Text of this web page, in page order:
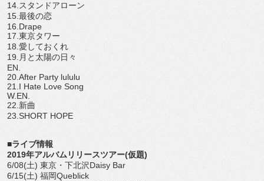
14.スタンドアローン
15.最後の恋
16.Drape
17.東京タワー
18.愛しておくれ
19.月と太陽の日々
EN.
20.After Party lululu
21.I Hate Love Song
W.EN.
22.新曲
23.SHORT HOPE
■ライブ情報
2019年アルバムリリースツアー(仮題)
6/08(土) 東京・下北沢Daisy Bar
6/15(土) 福岡Queblick